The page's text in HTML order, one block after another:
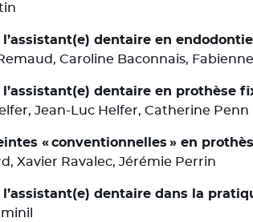
l’assistant(e) dentaire en endodontie
Caroline Baconnais,
l’assistant(e) dentaire en prothèse
Jean-Luc Helfer, Catherine Penn
« conventionnelles » en
Xavier Ravalec, Jérémie Perrin
l’assistant(e) dentaire dans la